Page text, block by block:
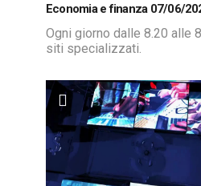
19.09%
Economia e finanza 07/06/
Ogni giorno dalle 8.20 alle
siti specializzati.